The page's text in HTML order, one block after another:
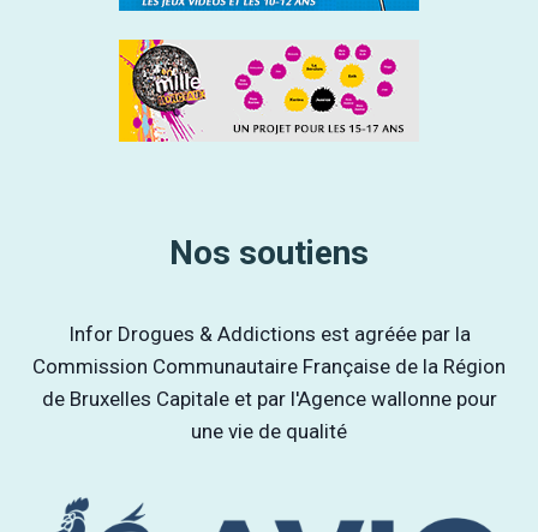
Nos soutiens
Infor Drogues & Addictions est agréée par la
Commission Communautaire Française de la Région
de Bruxelles Capitale et par l'Agence wallonne pour
une vie de qualité